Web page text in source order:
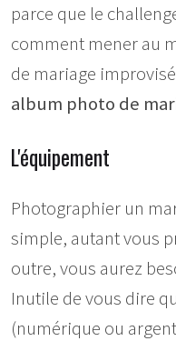
parce que le
comment mener au
de mariage
album photo de
L'équipement
Photographier un
simple, autant vous
outre, vous aurez
Inutile de vous dire
(numérique ou